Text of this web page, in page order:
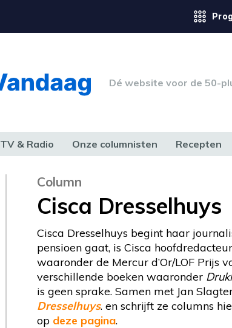
Dé website voor de 50-
TV & Radio Onze columnisten Recepten
Column
Cisca Dresselhuys
Cisca Dresselhuys begint haar
pensioen gaat, is Cisca
waaronder de Mercur d’Or/LOF Prijs
verschillende boeken waaronder
is geen sprake. Samen met Jan
Dresselhuys. en schrijft ze columns
op deze pagina.